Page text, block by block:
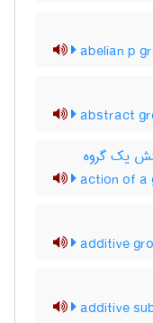
abelian p
abstract
یک گروه
action of a
additive
additive